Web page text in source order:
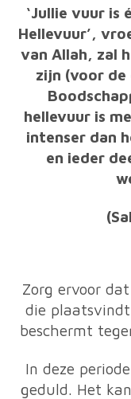
‘Jullie vuur is
Hellevuur’,
van Allah, zal
zijn (voor de
hellevuur is
intenser dan
en ieder
Zorg ervoor
die
beschermt
In deze
geduld. Het